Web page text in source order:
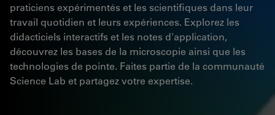
praticiens expérimentés et les scientifiques dans leur
travail quotidien et leurs expériences. Explorez les
didacticiels interactifs et les notes d'application,
découvrez les bases de la microscopie ainsi que les
technologies de pointe. Faites partie de la communauté
Science Lab et partagez votre expertise.